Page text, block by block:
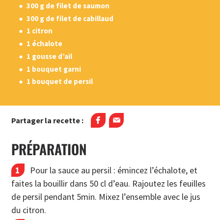
300 g de filet de saumon
300 g de filet de cabillaud
1 citron
1 échalote
1 gousse d’ail
1 bouquet garni
1 bouquet de persil
Partager la recette :
PRÉPARATION
Pour la sauce au persil : émincez l’échalote, et
faites la bouillir dans 50 cl d’eau. Rajoutez les feuilles
de persil pendant 5min. Mixez l’ensemble avec le jus
du citron.